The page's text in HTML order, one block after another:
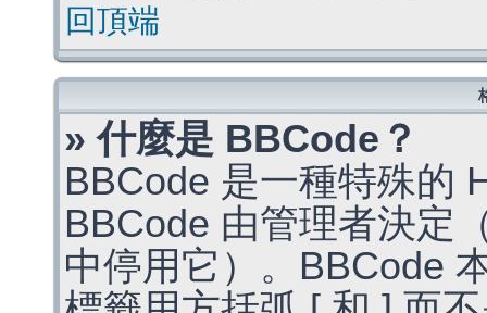
回頂端
» 什麼是 BBCode？
BBCode 是一種特殊的
BBCode 由管理者決定
中停用它）。BBCode